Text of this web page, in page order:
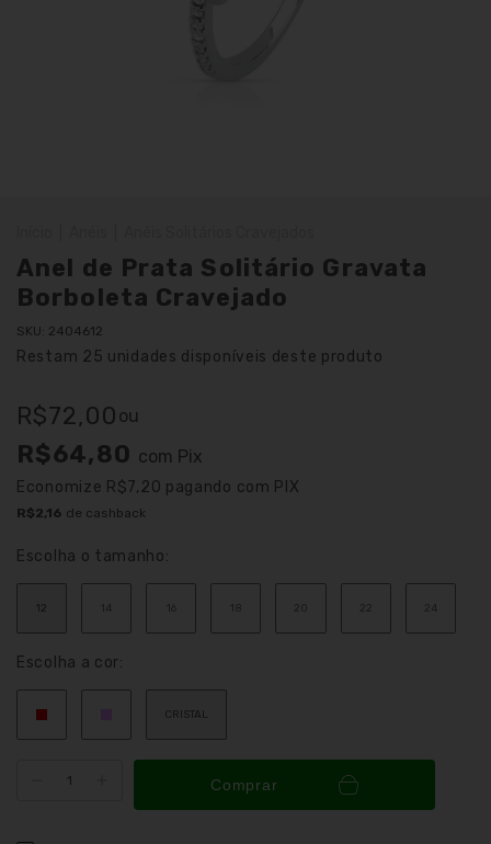
Anel de Prata Solitário Gravata
Borboleta Cravejado
SKU: 2404612
Restam 25 unidades disponíveis deste produto
R$72,00 ou
R$64,80 com Pix
Economize R$7,20 pagando com PIX
R$2,16 de cashback
Escolha o tamanho:
12 14 16 18 20 22 24
Escolha a cor:
CRISTAL
Comprar